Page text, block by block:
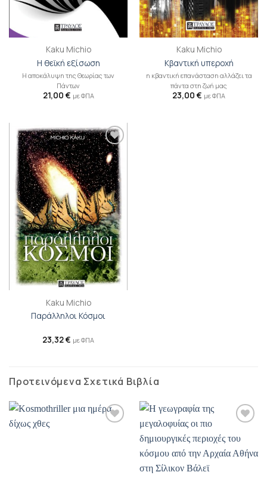
Kaku Michio
Η θεϊκή εξίσωση
Η αποκάλυψη της Θεωρίας των
Πάντων
21,00 € με ΦΠΑ
Kaku Michio
Κβαντική υπεροχή
η κβαντική επανάσταση αλλάζει τα
πάντα στη ζωή μας
23,00 € με ΦΠΑ
Προσθήκη
βιβλίου
στη λίστα
επιθυμιών
Kaku Michio
Παράλληλοι Κόσμοι
23,32€ με ΦΠΑ
Προτεινόμενα Σχετικά Βιβλία
βιβλίου
στη λίστα
επιθυμιών